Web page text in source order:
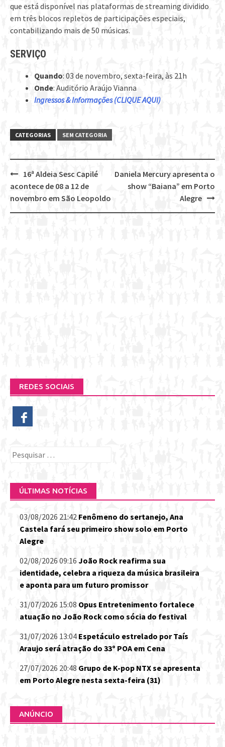
que está disponível nas plataformas de streaming dividido
em três blocos repletos de participações especiais,
contabilizando mais de 50 músicas.
SERVIÇO
Quando: 03 de novembro, sexta-feira, às 21h
Onde: Auditório Araújo Vianna
Ingressos & Informações (CLIQUE AQUI)
CATEGORIAS SEM CATEGORIA
Post
navigation
Daniela Mercury apresenta o
show “Baiana” em Porto
Alegre
16ª Aldeia Sesc Capilé
acontece de 08 a 12 de
novembro em São Leopoldo
REDES SOCIAIS
Pesquisar
ÚLTIMAS NOTÍCIAS
03/08/2026 21:42 Fenômeno do sertanejo, Ana
Castela fará seu primeiro show solo em Porto
Alegre
02/08/2026 09:16 João Rock reafirma sua
identidade, celebra a riqueza da música brasileira
e aponta para um futuro promissor
31/07/2026 15:08 Opus Entretenimento fortalece
atuação no João Rock como sócia do festival
31/07/2026 13:04 Espetáculo estrelado por Taís
Araujo será atração do 33º POA em Cena
27/07/2026 20:48 Grupo de K-pop NTX se apresenta
em Porto Alegre nesta sexta-feira (31)
ANÚNCIO